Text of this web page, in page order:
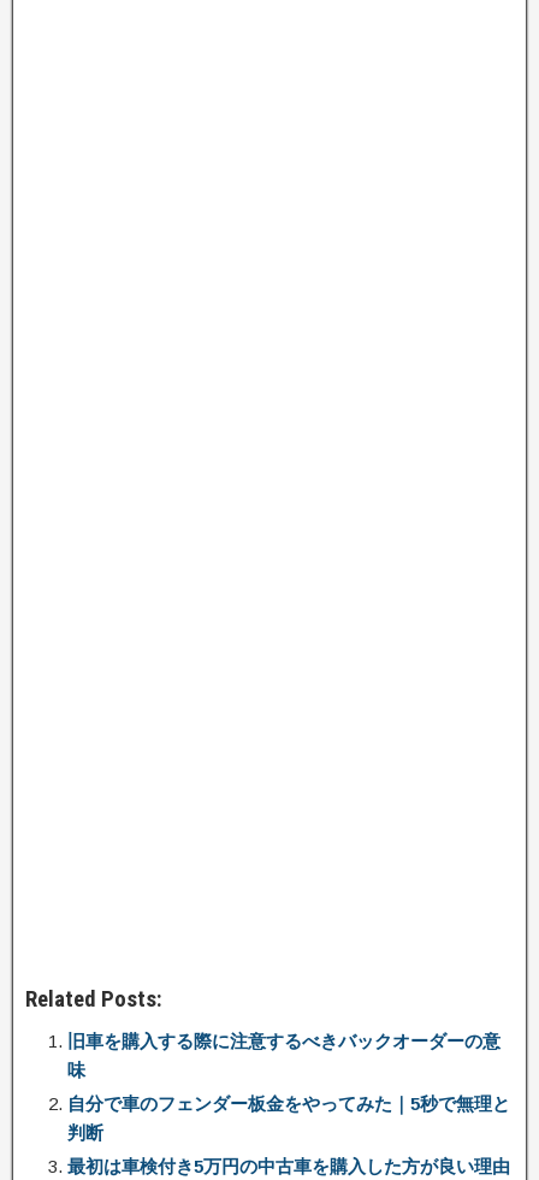
Related Posts:
旧車を購入する際に注意するべきバックオーダーの意
味
自分で車のフェンダー板金をやってみた｜5秒で無理と
判断
最初は車検付き5万円の中古車を購入した方が良い理由